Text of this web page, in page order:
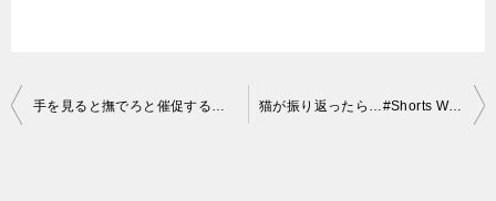
投
手を見ると撫でろと催促する猫 The cat urges me to stroke #Shorts 猫が振り返ったら…#Shorts When the cat looks back！Pupil closes quickly